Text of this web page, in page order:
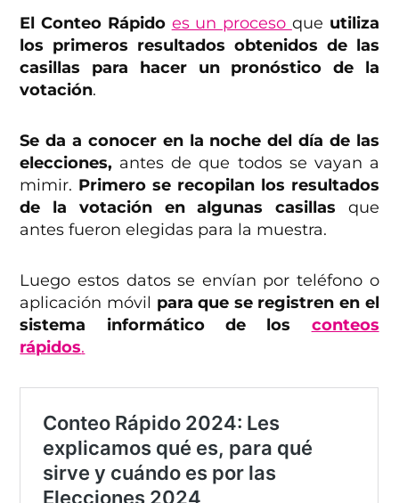
El Conteo Rápido es un proceso que utiliza
los primeros resultados obtenidos de las
casillas para hacer un pronóstico de la
votación.
Se da a conocer en la noche del día de las
elecciones, antes de que todos se vayan a
mimir. Primero se recopilan los resultados
de la votación en algunas casillas que
antes fueron elegidas para la muestra.
Luego estos datos se envían por teléfono o
aplicación móvil para que se registren en el
sistema informático de los conteos
rápidos.